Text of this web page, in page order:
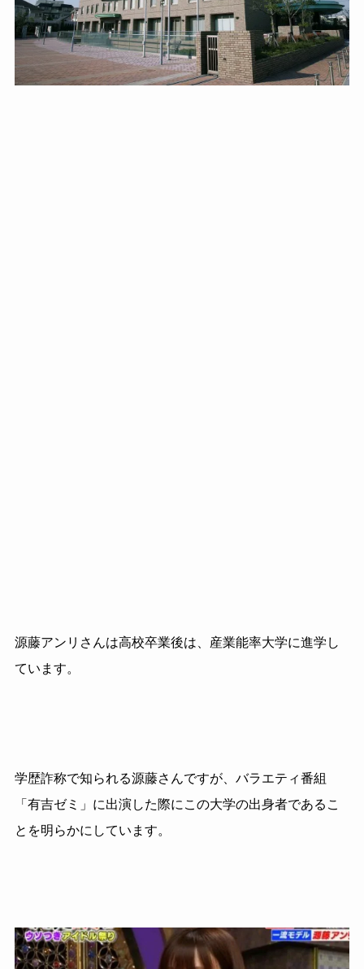
源藤アンリさんは高校卒業後は、産業能率大学に進学し
ています。
学歴詐称で知られる源藤さんですが、バラエティ番組
「有吉ゼミ」に出演した際にこの大学の出身者であるこ
とを明らかにしています。